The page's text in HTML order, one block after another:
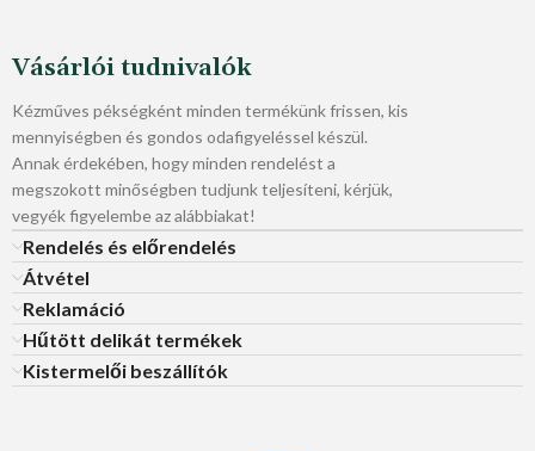
Vásárlói tudnivalók
Kézműves pékségként minden termékünk frissen, kis
mennyiségben és gondos odafigyeléssel készül.
Annak érdekében, hogy minden rendelést a
megszokott minőségben tudjunk teljesíteni, kérjük,
vegyék figyelembe az alábbiakat!
Rendelés és előrendelés
Átvétel
Reklamáció
Hűtött delikát termékek
Kistermelői beszállítók